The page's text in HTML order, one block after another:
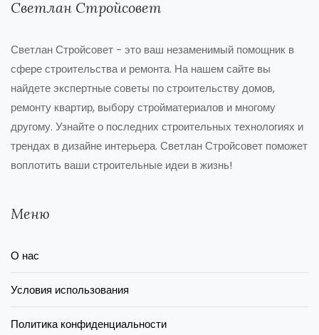
Светлан Стройсовет
Светлан Стройсовет - это ваш незаменимый помощник в
сфере строительства и ремонта. На нашем сайте вы
найдете экспертные советы по строительству домов,
ремонту квартир, выбору стройматериалов и многому
другому. Узнайте о последних строительных технологиях и
трендах в дизайне интерьера. Светлан Стройсовет поможет
воплотить ваши строительные идеи в жизнь!
Меню
О нас
Условия использования
Политика конфиденциальности